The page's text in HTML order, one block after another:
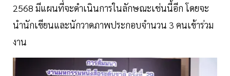
2568 มีแผนที่จะดำเนินการในลักษณะเช่นนี้อีก โดยจะ
นำนักเขียนและนักวาดภาพประกอบจำนวน 3 คนเข้าร่วม
งาน